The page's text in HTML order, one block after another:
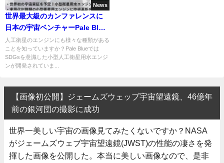
News
世界最大級のカンファレンスに
日本の宇宙ベンチャーPale Blue
が出展！? 水エンジンの可能性に
迫る
人工衛星のエンジンにも様々な種類がある
ことを知っていますか？Pale Blueでは
SDGsを意識した小型人工衛星用水エンジ
ンが開発されていま...
【画像初公開】ジェームズウェッブ宇宙望遠鏡、46億年
前の銀河団の撮影に成功
世界一美しい宇宙の画像見てみたくないですか？NASA
がジェームズウェブ宇宙望遠鏡(JWST)の性能の凄さを発
揮した画像を公開した。本当に美しい画像なので、是非